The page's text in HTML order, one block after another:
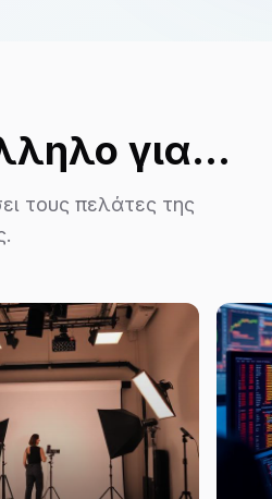
για...
τους πελάτες της